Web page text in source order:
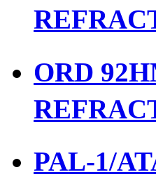
ORD
PAL-1/